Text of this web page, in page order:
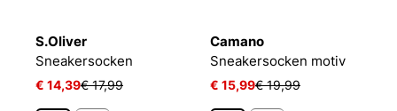
S.Oliver
Sneakersocken
€ 14,39€ 17,99
Camano
Sneakersocken motiv
€ 15,99€ 19,99